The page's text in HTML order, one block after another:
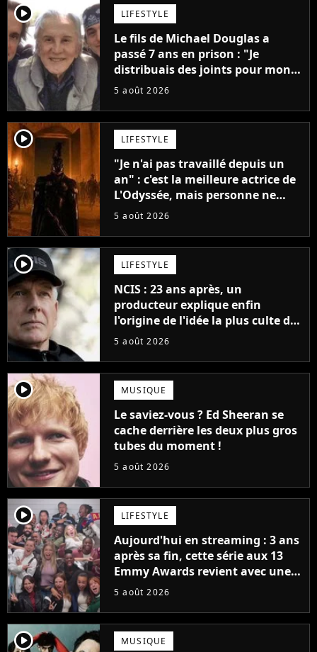
player2 LIFESTYLE
Le fils de Michael Douglas a
passé 7 ans en prison : "Je
distribuais des joints pour mon
père"
5 août 2026
player2 LIFESTYLE
"Je n'ai pas travaillé depuis un
an" : c'est la meilleure actrice de
L'Odyssée, mais personne ne
veut lui donner de rôle au
5 août 2026
player2 LIFESTYLE
NCIS : 23 ans après, un
producteur explique enfin
l'origine de l'idée la plus culte de
la série (et on ne parle pas du
5 août 2026
player2 MUSIQUE
Le saviez-vous ? Ed Sheeran se
cache derrière les deux plus gros
tubes du moment !
5 août 2026
player2 LIFESTYLE
Aujourd'hui en streaming : 3 ans
après sa fin, cette série aux 13
Emmy Awards revient avec une
suite... totalement différente
5 août 2026
player2 MUSIQUE